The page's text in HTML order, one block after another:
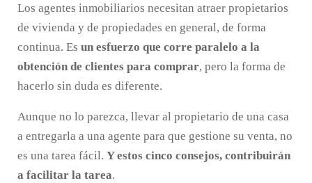
Los agentes inmobiliarios necesitan atraer propietarios
de vivienda y de propiedades en general, de forma
continua. Es un esfuerzo que corre paralelo a la
obtención de clientes para comprar, pero la forma de
hacerlo sin duda es diferente.
Aunque no lo parezca, llevar al propietario de una casa
a entregarla a una agente para que gestione su venta, no
es una tarea fácil. Y estos cinco consejos, contribuirán
a facilitar la tarea.